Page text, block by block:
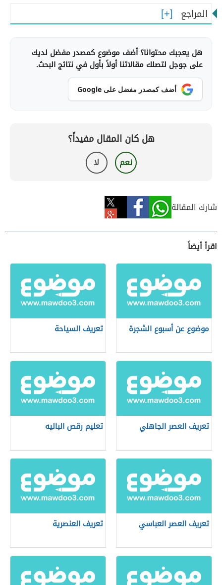
المراجع
هل يعجبك محتوانا؟ أضف موضوع كمصدر مفضل لديك
على جوجل لتصلك مقالاتنا أولاً بأول في نتائج البحث.
أضف كمصدر مفضل على Google
هل كان المقال مفيداً؟
نعم لا
شارك المقالة
اقرأ أيضاً
موضوع عن أسبوع الشجرة تعريف السياحة
تعريف العصر الجاهلي تعليم رقص الباليه
تعريف العصر العباسي تعريف العنصرية